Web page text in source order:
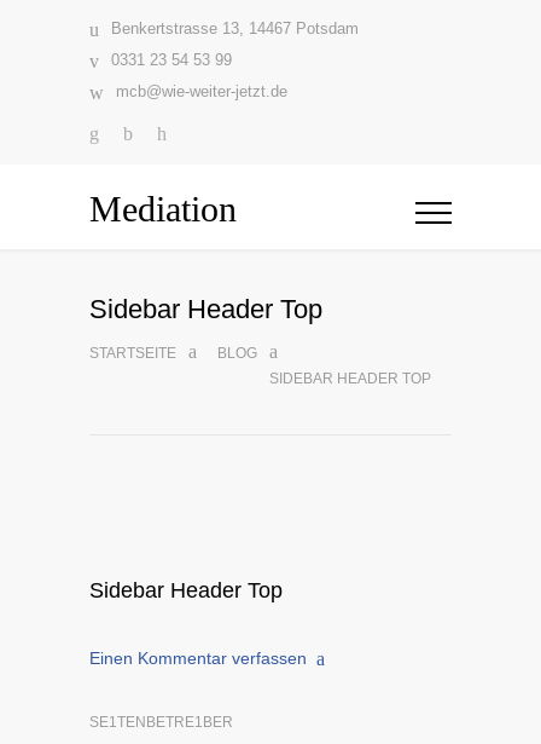
Benkertstrasse 13, 14467 Potsdam
0331 23 54 53 99
mcb@wie-weiter-jetzt.de
Mediation
Sidebar Header Top
STARTSEITE
BLOG
SIDEBAR HEADER TOP
Sidebar Header Top
Einen Kommentar verfassen
SE1TENBETRE1BER